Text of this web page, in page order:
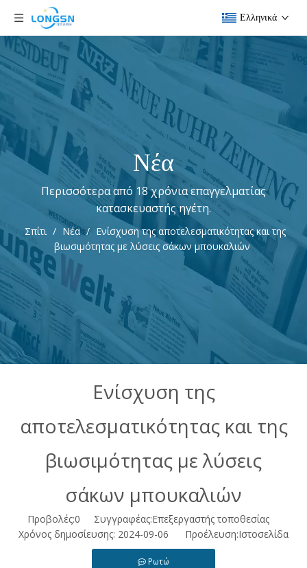
Ελληνικά
Νέα
Περισσότερα από 18 χρόνια επαγγελματίας
κατασκευαστής ηγέτη.
Σπίτι / Νέα / Ενίσχυση της αποτελεσματικότητας και της
βιωσιμότητας με λύσεις σάκων μπουκαλιών
Ενίσχυση της
αποτελεσματικότητας και της
βιωσιμότητας με λύσεις
σάκων μπουκαλιών
Προβολές:0 Συγγραφέας:Επεξεργαστής τοποθεσίας
Χρόνος δημοσίευσης: 2024-09-06 Προέλευση:Ιστοσελίδα
Ρωτώ